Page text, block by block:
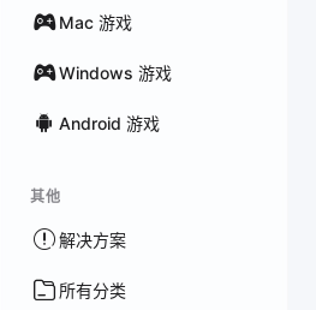
Mac 游戏
Windows 游戏
Android 游戏
其他
解决方案
所有分类